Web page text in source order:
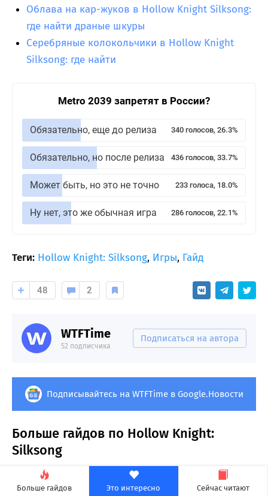
Больше гайдов Это интересно Сейчас читают
Облава на кар-жуков в Hollow Knight Silksong:
где найти драные шкуры
Серебряные колокольчики в Hollow Knight
Silksong: где найти
Metro 2039 запретят в России?
Обязательно, еще до релиза 340 голосов, 26.3%
Обязательно, но после релиза 436 голосов, 33.7%
Может быть, но это не точно 233 голоса, 18.0%
Ну нет, это же обычная игра 286 голосов, 22.1%
Теги: Hollow Knight: Silksong, Игры, Гайд
48 2
WTFTime
52 подписчика
Подписаться на автора
Подписывайтесь на WTFTime в Google.Новости
Больше гайдов по Hollow Knight:
Silksong